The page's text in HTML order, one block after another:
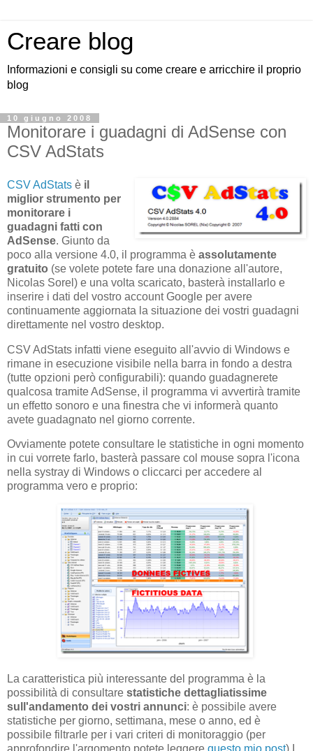
Creare blog
Informazioni e consigli su come creare e arricchire il proprio
blog
10 giugno 2008
Monitorare i guadagni di AdSense con
CSV AdStats
CSV AdStats è il
miglior strumento per
monitorare i
guadagni fatti con
AdSense. Giunto da
poco alla versione 4.0, il programma è assolutamente
gratuito (se volete potete fare una donazione all'autore,
Nicolas Sorel) e una volta scaricato, basterà installarlo e
inserire i dati del vostro account Google per avere
continuamente aggiornata la situazione dei vostri guadagni
direttamente nel vostro desktop.
CSV AdStats infatti viene eseguito all'avvio di Windows e
rimane in esecuzione visibile nella barra in fondo a destra
(tutte opzioni però configurabili): quando guadagnerete
qualcosa tramite AdSense, il programma vi avvertirà tramite
un effetto sonoro e una finestra che vi informerà quanto
avete guadagnato nel giorno corrente.
Ovviamente potete consultare le statistiche in ogni momento
in cui vorrete farlo, basterà passare col mouse sopra l'icona
nella systray di Windows o cliccarci per accedere al
programma vero e proprio:
La caratteristica più interessante del programma è la
possibilità di consultare statistiche dettagliatissime
sull'andamento dei vostri annunci: è possibile avere
statistiche per giorno, settimana, mese o anno, ed è
possibile filtrarle per i vari criteri di monitoraggio (per
approfondire l'argomento potete leggere questo mio post).I